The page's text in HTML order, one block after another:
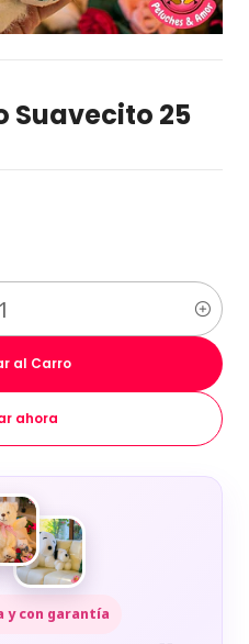
Suavecito 25
al Carro
ahora
y con garantía